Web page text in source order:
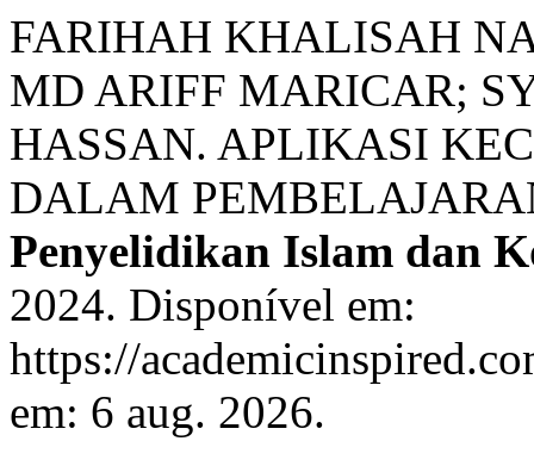
FARIHAH KHALISAH
MD ARIFF MARICAR;
HASSAN. APLIKASI
DALAM
Penyelidikan Islam dan
2024. Disponível em:
https://
em: 6 aug. 2026.